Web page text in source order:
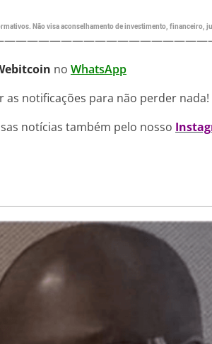
Não visa aconselhamento de investimento, financeiro,
no WhatsApp
as notificações para não perder nada!
notícias também pelo nosso